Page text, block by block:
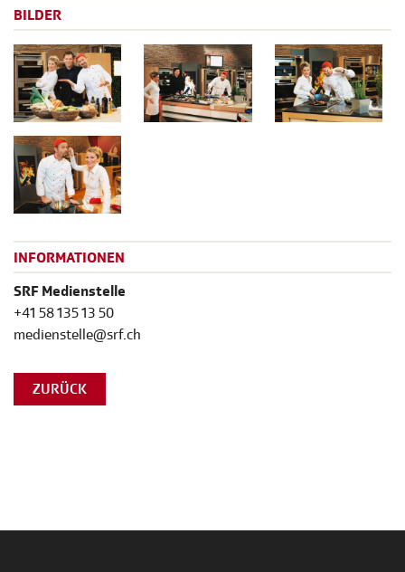
BILDER
INFORMATIONEN
SRF Medienstelle
+41 58 135 13 50
medienstelle@srf.ch
ZURÜCK